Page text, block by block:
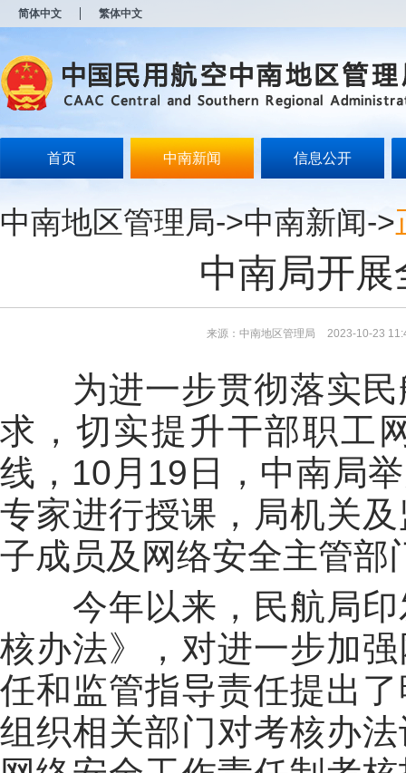
简体中文 繁体中文
首页 中南新闻 信息公开
中南地区管理局->中南新闻->
中南局开
来源：中南地区管理局 2023-10-23
为进一步贯彻落实
求，切实提升干部职工
线， 10 月 19 日，中南局
专家进行授课，局机关
子成员及网络安全主管部
今年以来，民航局
核办法》，对进一步加
任和监管指导责任提出
组织相关部门对考核办
开
无
障
说
Alt